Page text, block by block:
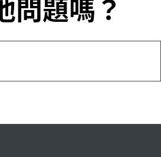
問題嗎？